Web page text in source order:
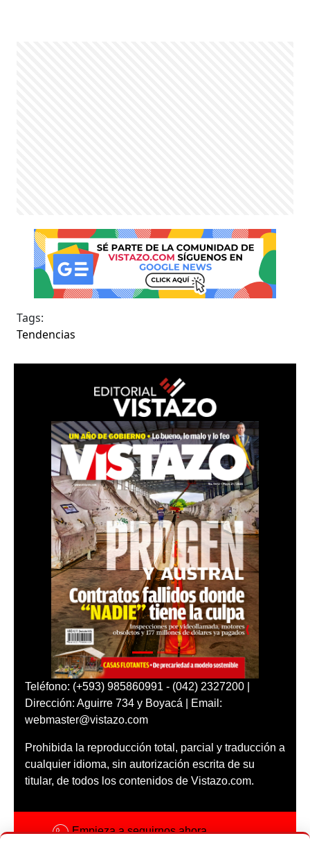
Tags:
Tendencias
Teléfono: (+593) 985860991 - (042) 2327200 |
Dirección: Aguirre 734 y Boyacá | Email:
webmaster@vistazo.com
Prohibida la reproducción total, parcial y traducción a
cualquier idioma, sin autorización escrita de su
titular, de todos los contenidos de Vistazo.com.
Empieza a seguirnos ahora